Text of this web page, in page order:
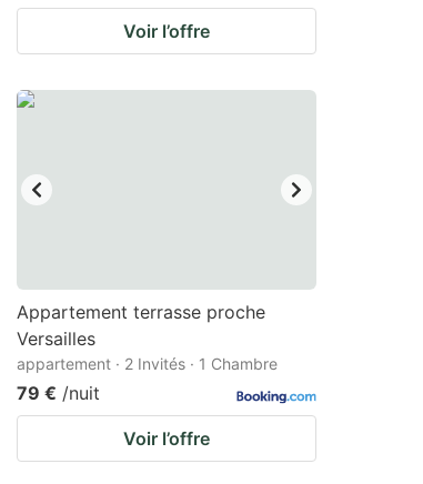
Voir l’offre
Appartement terrasse proche
Versailles
appartement · 2 Invités · 1 Chambre
79 € /nuit
Voir l’offre